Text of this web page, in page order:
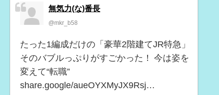
無気力(な)番長
@mkr_b58
たった1編成だけの「豪華2階建てJR特急」
そのバブルっぷりがすごかった！ 今は姿を
変えて“転職”
share.google/aueOYXMyJX9Rsj…